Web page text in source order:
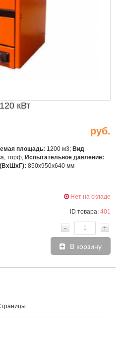
кВт
руб.
площадь: 1200 м3; Вид
торф; Испытательное давление:
850х950х640 мм
Нет на складе
ID товара: 401
- +
В корзину